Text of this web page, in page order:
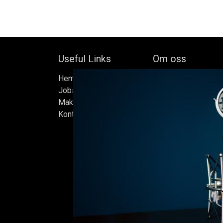
Useful Links
Hem
Jobs
Make Good
Kontakta oss
Om oss
oberoende
av Bock Brewery,
Efter nästan trettio
bryggde vi den
iskällare som
Ölen bryggs i små
sats måste
standarder vi
endast det bästa är